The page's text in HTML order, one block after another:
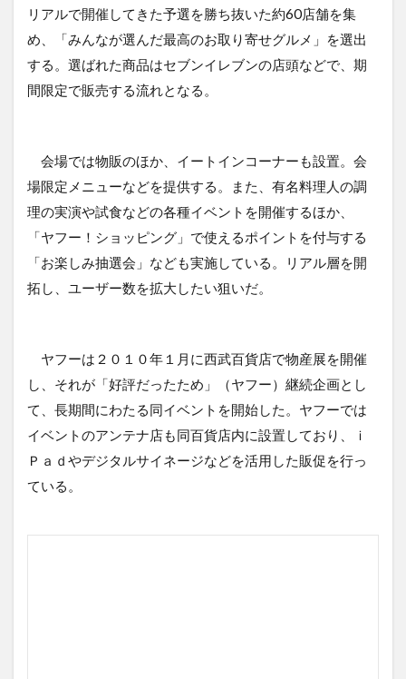
リアルで開催してきた予選を勝ち抜いた約60店舗を集
め、「みんなが選んだ最高のお取り寄せグルメ」を選出
する。選ばれた商品はセブンイレブンの店頭などで、期
間限定で販売する流れとなる。
会場では物販のほか、イートインコーナーも設置。会
場限定メニューなどを提供する。また、有名料理人の調
理の実演や試食などの各種イベントを開催するほか、
「ヤフー！ショッピング」で使えるポイントを付与する
「お楽しみ抽選会」なども実施している。リアル層を開
拓し、ユーザー数を拡大したい狙いだ。
ヤフーは２０１０年１月に西武百貨店で物産展を開催
し、それが「好評だったため」（ヤフー）継続企画とし
て、長期間にわたる同イベントを開始した。ヤフーでは
イベントのアンテナ店も同百貨店内に設置しており、ｉ
Ｐａｄやデジタルサイネージなどを活用した販促を行っ
ている。